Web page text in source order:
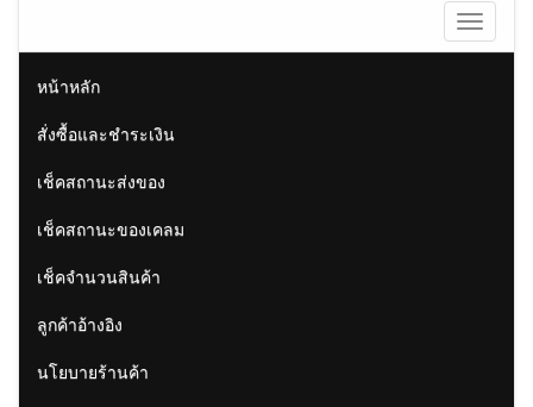
Toggle
หน้าหลัก
สั่งซื้อและชำระเงิน
เช็คสถานะส่งของ
เช็คสถานะของเคลม
เช็คจำนวนสินค้า
ลูกค้าอ้างอิง
นโยบายร้านค้า